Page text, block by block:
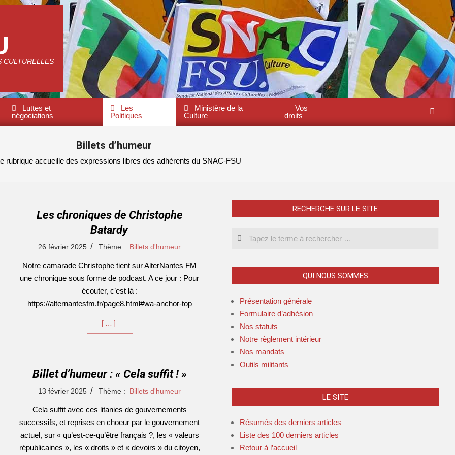
CULTURELLES
Luttes et
négociations
Les
Politiques
Ministère de la
Culture
Vos
droits
Search
Billets d’humeur
rubrique accueille des expressions libres des adhérents du SNAC-FSU
Les chroniques de Christophe
Batardy
26
26 février 2025 Thème : Billets d'humeur
Notre camarade Christophe tient sur AlterNantes FM
une chronique sous forme de podcast. A ce jour : Pour
écouter, c’est là :
https://alternantesfm.fr/page8.html#wa-anchor-top
[…]
Billet d’humeur : « Cela suffit ! »
13 février 2025 Thème : Billets d'humeur
Cela suffit avec ces litanies de gouvernements
successifs, et reprises en choeur par le gouvernement
actuel, sur « qu’est-ce-qu’être français ?, les « valeurs
républicaines », les « droits » et « devoirs » du citoyen,
RECHERCHE SUR LE SITE
QUI NOUS SOMMES
Présentation générale
Formulaire d’adhésion
Nos statuts
Notre règlement intérieur
Nos mandats
Outils militants
LE SITE
Résumés des derniers articles
Liste des 100 derniers articles
Retour à l’accueil